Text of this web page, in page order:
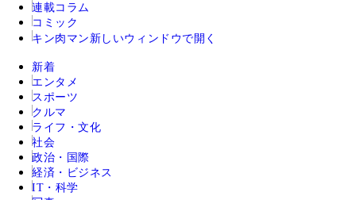
連載コラム
コミック
キン肉マン 新しいウィンドウで開く
新着
エンタメ
スポーツ
クルマ
ライフ・文化
社会
政治・国際
経済・ビジネス
IT・科学